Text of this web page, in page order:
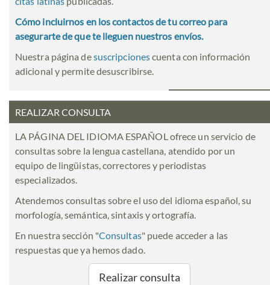
Cómo incluirnos en los contactos de tu correo para
asegurarte de que te lleguen nuestros envíos.
Nuestra página desuscripcionescuenta con información
adicional y permite desuscribirse.
REALIZAR CONSULTA
LA PÁGINA DEL IDIOMA ESPAÑOL ofrece un servicio de
consultas sobre la lengua castellana, atendido por un
equipo de lingüistas, correctores y periodistas
especializados.
Atendemos consultas sobre el uso del idioma español, su
morfología, semántica, sintaxis y ortografía.
En nuestra sección "Consultas" puede acceder a las
respuestas que ya hemos dado.
Realizar consulta